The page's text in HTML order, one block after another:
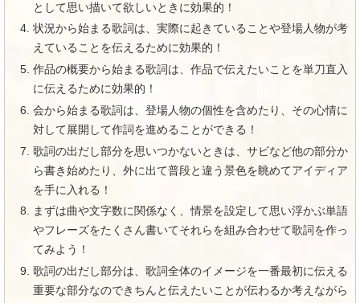
として思い描いて欲しいときに効果的！
状況から始まる歌詞は、実際に起きていることや登場人物が考
えていることを伝えるために効果的！
作品の概要から始まる歌詞は、作品で伝えたいことを単刀直入
に伝えるために効果的！
会から始まる歌詞は、登場人物の個性を含めたり、その心情に
対して展開して作詞を進めることができる！
歌詞の出だし部分を思いつかないときは、サビなど他の部分か
ら書き始めたり、外に出て普段と違う景色を眺めてアイディア
を手に入れる！
まずは曲や文字数に関係なく、情景を設定して思い浮かぶ単語
やフレーズをたくさん書いてそれらを組み合わせて歌詞を作っ
てみよう！
歌詞の出だし部分は、歌詞全体のイメージを一番最初に伝える
重要な部分なのできちんと伝えたいことが伝わるか考えながら